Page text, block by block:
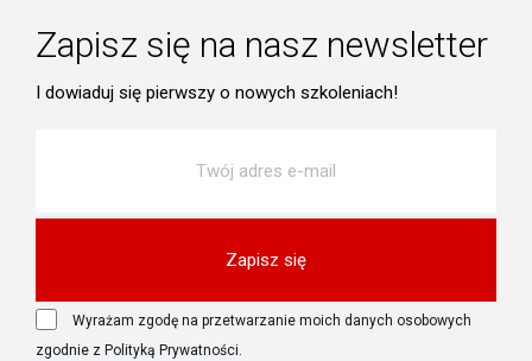
Zapisz się na nasz newsletter
I dowiaduj się pierwszy o nowych szkoleniach!
Zapisz się
Wyrażam zgodę na przetwarzanie moich danych osobowych
zgodnie z Polityką Prywatności.